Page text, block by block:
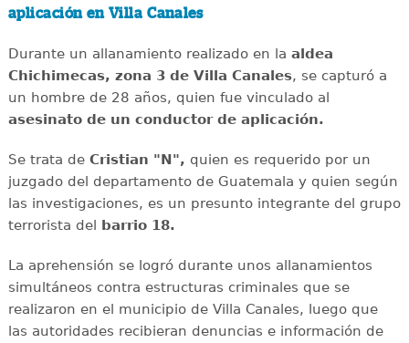
aplicación en Villa Canales
Durante un allanamiento realizado en la aldea
Chichimecas, zona 3 de Villa Canales, se capturó a
un hombre de 28 años, quien fue vinculado al
asesinato de un conductor de aplicación.
Se trata de Cristian "N", quien es requerido por un
juzgado del departamento de Guatemala y quien según
las investigaciones, es un presunto integrante del grupo
terrorista del barrio 18.
La aprehensión se logró durante unos allanamientos
simultáneos contra estructuras criminales que se
realizaron en el municipio de Villa Canales, luego que
las autoridades recibieran denuncias e información de